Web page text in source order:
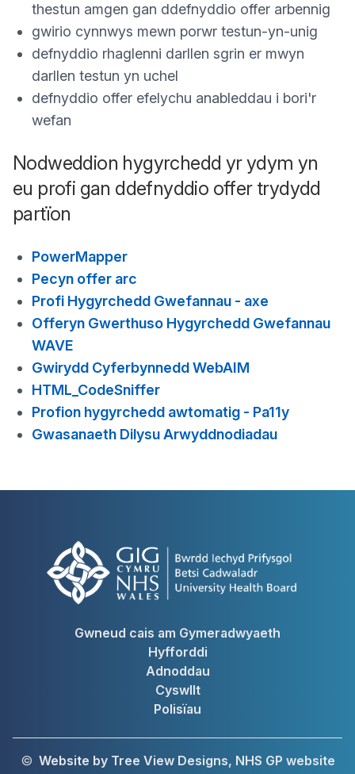
thestun amgen gan ddefnyddio offer arbennig
gwirio cynnwys mewn porwr testun-yn-unig
defnyddio rhaglenni darllen sgrin er mwyn
darllen testun yn uchel
defnyddio offer efelychu anableddau i bori'r
wefan
Nodweddion hygyrchedd yr ydym yn
eu profi gan ddefnyddio offer trydydd
partïon
PowerMapper
Pecyn offer arc
Profi Hygyrchedd Gwefannau - axe
Offeryn Gwerthuso Hygyrchedd Gwefannau
WAVE
Gwirydd Cyferbynnedd WebAIM
HTML_CodeSniffer
Profion hygyrchedd awtomatig - Pa11y
Gwasanaeth Dilysu Arwyddnodiadau
Gwneud cais am Gymeradwyaeth
Hyfforddi
Adnoddau
Cyswllt
Polisïau
© Website by Tree View Designs, NHS GP website